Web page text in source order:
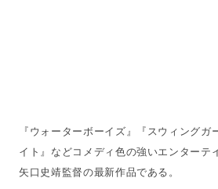
『ウォーターボーイズ』『スウィングガ
イト』などコメディ色の強いエンターテ
矢口史靖監督の最新作品である。